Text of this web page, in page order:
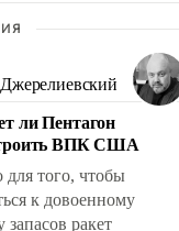
ли Пентагон
ВПК США
для того, чтобы
к довоенному
запасов ракет